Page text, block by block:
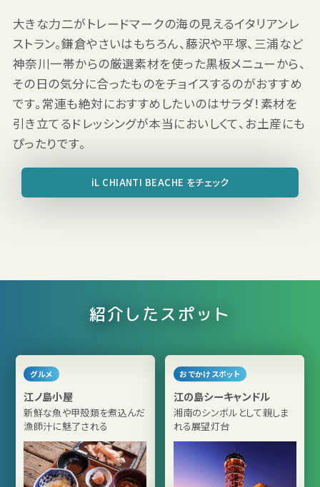
大きな力二がトレードマークの海の見えるイタリアンレ
ストラン。鎌倉やさいはもちろん、藤沢や平塚、三浦など
神奈川一帯からの厳選素材を使った黒板メニューから、
その日の気分に合ったものをチョイスするのがおすすめ
です。常連も絶対におすすめしたいのはサラダ！素材を
引き立てるドレッシングが本当においしくて、お土産にも
ぴったりです。
iL CHIANTI BEACHE をチェック
紹介したスポット
グルメ
江ノ島小屋
新鮮な魚や甲殻類を煮込んだ
漁師汁に魅了される
おでかけスポット
江の島シーキャンドル
湘南のシンボルとして親しま
れる展望灯台